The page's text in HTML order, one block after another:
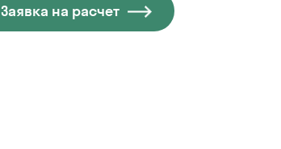
Заявка на расчет